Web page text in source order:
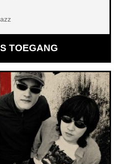
TOEGANG